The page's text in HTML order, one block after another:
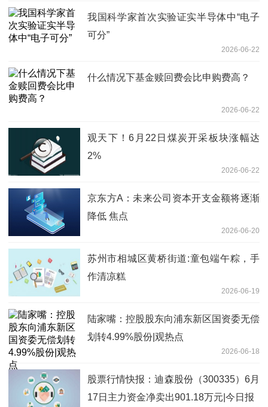
我国科学家首次实验证实半导体中“电子
可分”
2026-06-22
什么情况下基金赎回费会比申购费高？
2026-06-22
观天下！6月22日煤炭开采板块涨幅达
2%
2026-06-22
京东方A：未来公司资本开支金额将逐渐
降低 焦点
2026-06-20
苏州市相城区黄桥街道:童包端午粽，手
作清凉糕
2026-06-19
陆家嘴：控股股东向浦东新区国资委无偿
划转4.99%股份|观热点
2026-06-18
股票行情快报：迪森股份（300335）6月
17日主力资金净卖出901.18万元|今日报